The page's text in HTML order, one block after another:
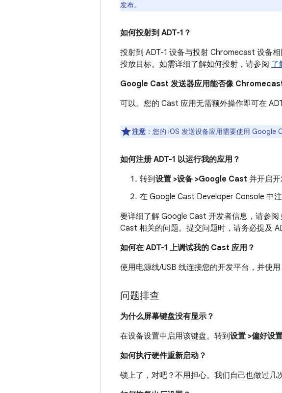
发布。
如何投射到 ADT-1？
投射到 ADT-1 设备与投射 Chromecast 设备
投放目标。如需详细了解如何投射，请参阅 了
Google Cast 发送器应用能否像
可以。您的 Cast 应用无需额外操作即可在
注意 ：您的 iOS 发送设备应用需要使用 Google
如何注册 ADT-1 以运行我的应用？
转到设置 >设备 >Google Cast 并开启开
在 Google Cast Developer Console 中
要详细了解 Google Cast 开发者信息，请参阅
Cast 相关的问题。提交问题时，请务必提及
如何在 ADT-1 上调试我的 Cast 应用？
使用电源线/USB 线连接您的开发平台，并使
问题排查
为什么屏幕键盘没有显示？
在设备设置中启用该键盘。转到设置 >偏好设
如何执行硬件重新启动？
锁上了，对吧？不用担心。我们自己也做过几